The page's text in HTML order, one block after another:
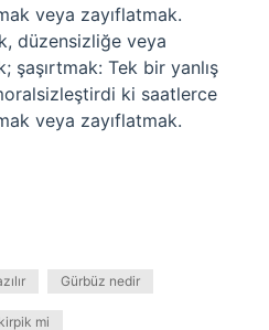
veya zayıflatmak.
düzensizliğe veya
şaşırtmak: Tek bir yanlış
ki saatlerce
veya zayıflatmak.
Gürbüz nedir
mi